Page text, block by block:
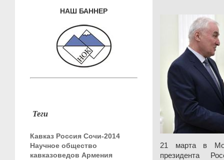
НАШ БАННЕР
Теги
Кавказ Россия Сочи-2014
Научное общество
кавказоведов Армения
21 марта в
президента